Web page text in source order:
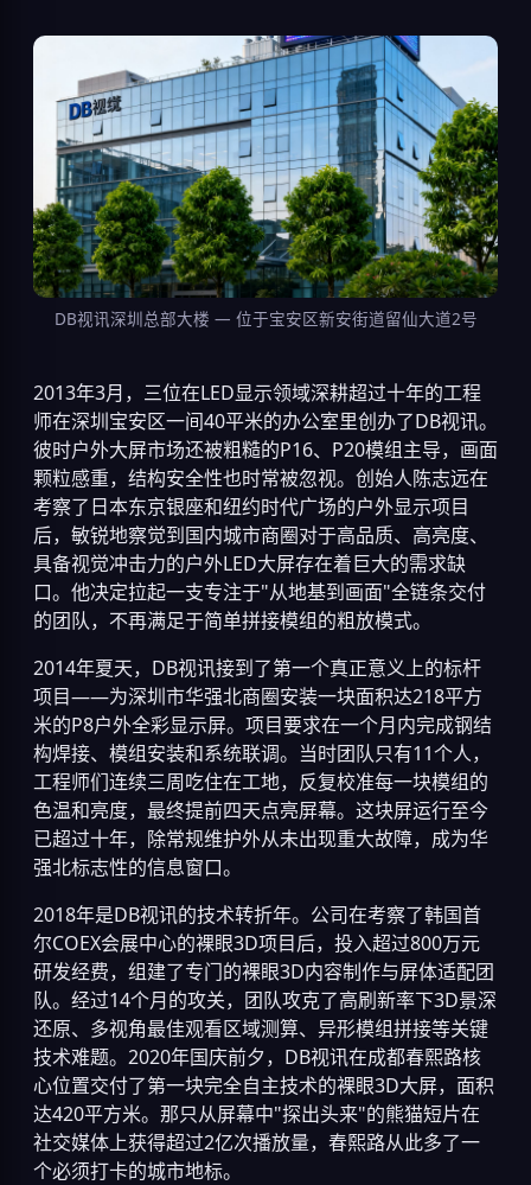
DB视讯深圳总部大楼 — 位于宝安区新安街道留仙大道2号
2013年3月，三位在LED显示领域深耕超过十年的工程
师在深圳宝安区一间40平米的办公室里创办了DB视讯。
彼时户外大屏市场还被粗糙的P16、P20模组主导，画面
颗粒感重，结构安全性也时常被忽视。创始人陈志远在
考察了日本东京银座和纽约时代广场的户外显示项目
后，敏锐地察觉到国内城市商圈对于高品质、高亮度、
具备视觉冲击力的户外LED大屏存在着巨大的需求缺
口。他决定拉起一支专注于"从地基到画面"全链条交付
的团队，不再满足于简单拼接模组的粗放模式。
2014年夏天，DB视讯接到了第一个真正意义上的标杆
项目——为深圳市华强北商圈安装一块面积达218平方
米的P8户外全彩显示屏。项目要求在一个月内完成钢结
构焊接、模组安装和系统联调。当时团队只有11个人，
工程师们连续三周吃住在工地，反复校准每一块模组的
色温和亮度，最终提前四天点亮屏幕。这块屏运行至今
已超过十年，除常规维护外从未出现重大故障，成为华
强北标志性的信息窗口。
2018年是DB视讯的技术转折年。公司在考察了韩国首
尔COEX会展中心的裸眼3D项目后，投入超过800万元
研发经费，组建了专门的裸眼3D内容制作与屏体适配团
队。经过14个月的攻关，团队攻克了高刷新率下3D景深
还原、多视角最佳观看区域测算、异形模组拼接等关键
技术难题。2020年国庆前夕，DB视讯在成都春熙路核
心位置交付了第一块完全自主技术的裸眼3D大屏，面积
达420平方米。那只从屏幕中"探出头来"的熊猫短片在
社交媒体上获得超过2亿次播放量，春熙路从此多了一
个必须打卡的城市地标。